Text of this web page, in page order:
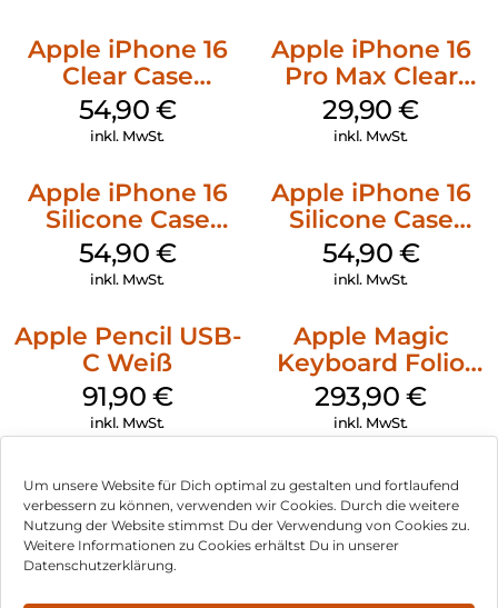
Um unsere Website für Dich optimal zu gestalten und fortlaufend
verbessern zu können, verwenden wir Cookies. Durch die weitere
Nutzung der Website stimmst Du der Verwendung von Cookies zu.
Weitere Informationen zu Cookies erhältst Du in unserer
Datenschutzerklärung.
Apple iPhone 16
Clear Case
MagSafe
Transparent
54,90 €
inkl. MwSt.
Apple iPhone 16
Pro Max Clear
Case MagSafe
Transparent
29,90€
inkl. MwSt.
Apple iPhone 16
Silicone Case
MagSafe Lake
Green
54,90 €
inkl. MwSt.
Apple iPhone 16
Silicone Case
MagSafe Black
54,90 €
inkl. MwSt.
Apple Pencil USB-
C Weiß
91,90 €
inkl. MwSt.
Apple Magic
Keyboard Folio
iPad 10.9″ (10.Gen.)
Weiß
293,90€
inkl. MwSt.
Impressum